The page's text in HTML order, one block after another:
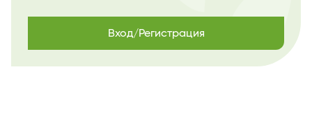
Вход/Регистрация